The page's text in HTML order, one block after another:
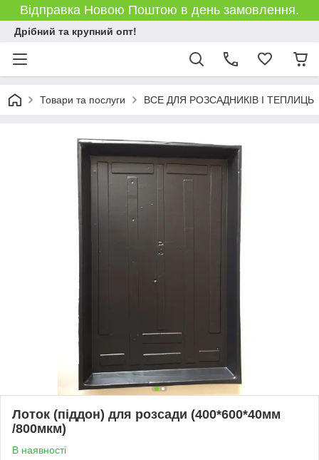
Відправка Новою Поштою в день замовлення.
Дрібний та крупний опт!
Товари та послуги ВСЕ ДЛЯ РОЗСАДНИКІВ І ТЕПЛИЦЬ
Лоток (піддон) для розсади (400*600*40мм
/800мкм)
В наявності